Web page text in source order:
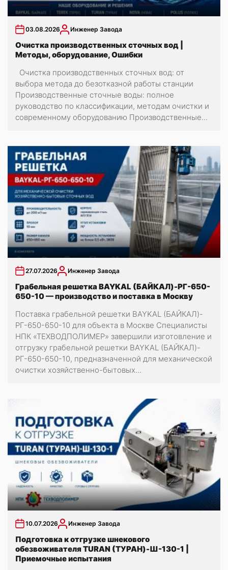
03.08.2026 Инженер Завода
Очистка производственных сточных вод |
Методы, оборудование, Ошибки
Очистка производственных сточных вод: от
выбора метода до безотказной работы станции
Производственные сточные воды: полное
руководство по классификации, методам очистки и
современному оборудованию Производственные...
27.07.2026 Инженер Завода
Грабельная решетка BAYKAL (БАЙКАЛ)-РГ-650-
650-10 — производство и поставка в Москву
Поставка грабельной решетки BAYKAL (БАЙКАЛ)-
РГ-650-650-10 для объекта в Москве Специалисты
НПК «ТЕХВОДПОЛИМЕР» завершили изготовление и
отгрузку грабельной решетки BAYKAL (БАЙКАЛ)-
РГ-650-650-10, предназначенной для механической
очистки хозяйственно-бытовых...
10.07.2026 Инженер Завода
Подготовка к отгрузке шнекового
обезвоживателя TURAN (ТУРАН)-Ш-130-1 |
Приемочные испытания